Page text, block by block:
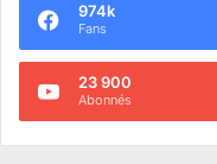
974k
Fans
23 900
Abonnés